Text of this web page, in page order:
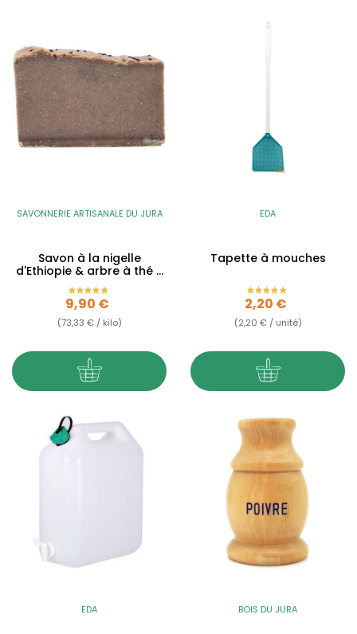
SAVONNERIE ARTISANALE DU JURA
Savon à la nigelle
d'Ethiopie & arbre à thé -
Tea tree - 135g
Prix
9,90 €
(73,33 € / kilo)
EDA
Tapette à mouches
Prix
2,20 €
(2,20 € / unité)
EDA BOIS DU JURA